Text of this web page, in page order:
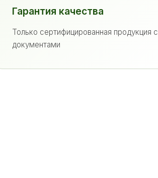
Гарантия качества
Только сертифицированная продукция с
документами